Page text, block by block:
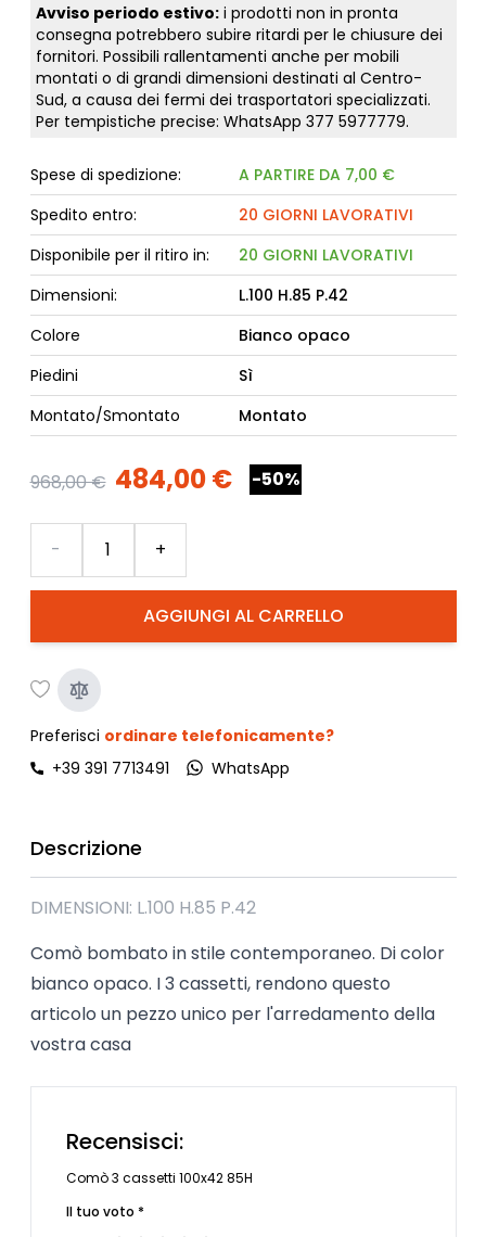
Avviso periodo estivo:i prodotti non in pronta
consegna potrebbero subire ritardi per le chiusure dei
fornitori. Possibili rallentamenti anche per mobili
montati o di grandi dimensioni destinati al Centro-
Sud, a causa dei fermi dei trasportatori specializzati.
Per tempistiche precise: WhatsApp 377 5977779.
Spese di spedizione:
A PARTIRE DA 7,00 €
Spedito entro:
20 GIORNI LAVORATIVI
Disponibile per il ritiro in:
20 GIORNI LAVORATIVI
Dimensioni:
L.100 H.85 P.42
Colore
Bianco opaco
Piedini
Sì
Montato/Smontato
Montato
968,00 € 484,00 € -50%
AGGIUNGI AL CARRELLO
- +
Preferisci ordinare telefonicamente?
+39 391 7713491
WhatsApp
Descrizione
DIMENSIONI: L.100 H.85 P.42
Comò bombato in stile contemporaneo. Di color
bianco opaco. I 3 cassetti, rendono questo
articolo un pezzo unico per l'arredamento della
vostra casa
Recensisci:
Comò 3 cassetti 100x42 85H
Il tuo voto *